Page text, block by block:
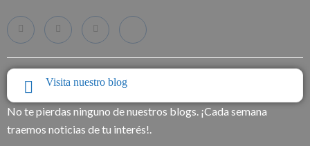
Visita nuestro blog
No te pierdas ninguno de nuestros blogs. ¡Cada semana
traemos noticias de tu interés!.